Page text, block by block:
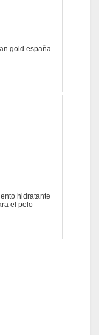
gold españa
hidratante
el pelo